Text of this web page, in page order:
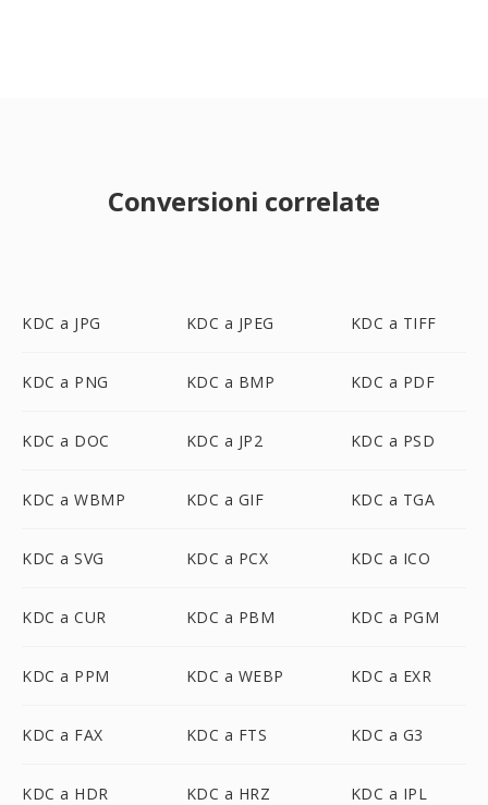
Conversioni correlate
KDC a JPG KDC a JPEG KDC a TIFF
KDC a PNG KDC a BMP KDC a PDF
KDC a DOC KDC a JP2 KDC a PSD
KDC a WBMP KDC a GIF KDC a TGA
KDC a SVG KDC a PCX KDC a ICO
KDC a CUR KDC a PBM KDC a PGM
KDC a PPM KDC a WEBP KDC a EXR
KDC a FAX KDC a FTS KDC a G3
KDC a HDR KDC a HRZ KDC a IPL